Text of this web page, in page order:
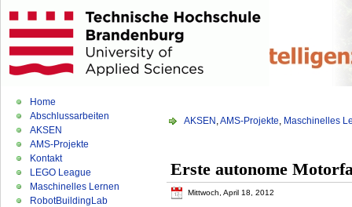
Home
Abschlussarbeiten
AKSEN
AMS-Projekte
Kontakt
LEGO League
Maschinelles Lernen
RobotBuildingLab
AKSEN ,AMS-Projekte, Maschinelles
Erste autonome
Mittwoch, April 18, 2012